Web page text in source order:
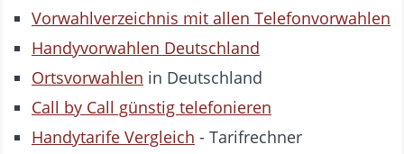
Vorwahlverzeichnis mit allen Telefonvorwahlen
Handyvorwahlen Deutschland
Ortsvorwahlen in Deutschland
Call by Call günstig telefonieren
Handytarife Vergleich - Tarifrechner